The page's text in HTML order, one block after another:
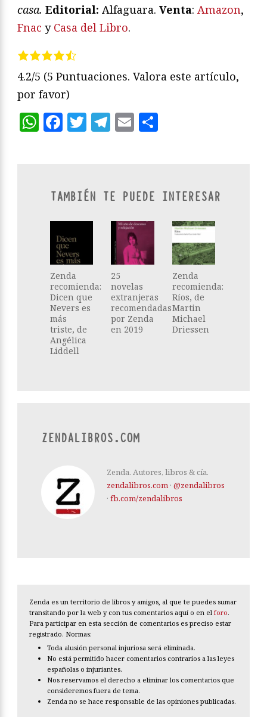
casa. Editorial: Alfaguara. Venta: Amazon,
Fnac y Casa del Libro.
4.2/5 (5 Puntuaciones. Valora este artículo,
por favor)
WhatsApp
Facebook
Twitter
Telegram
Email
TAMBIÉN TE PUEDE INTERESAR
Zenda
recomienda:
Dicen que
Nevers es
más
triste, de
Angélica
Liddell
25
novelas
extranjeras
recomendadas
por Zenda
en 2019
Zenda
recomienda:
Ríos, de
Martin
Michael
Driessen
ZENDALIBROS.COM
Zenda. Autores, libros & cía.
zendalibros.com · @zendalibros
· fb.com/zendalibros
Zenda es un territorio de libros y amigos, al que te puedes sumar
transitando por la web y con tus comentarios aquí o en el foro.
Para participar en esta sección de comentarios es preciso estar
registrado. Normas:
Toda alusión personal injuriosa será eliminada.
No está permitido hacer comentarios contrarios a las leyes
españolas o injuriantes.
Nos reservamos el derecho a eliminar los comentarios que
consideremos fuera de tema.
Zenda no se hace responsable de las opiniones publicadas.